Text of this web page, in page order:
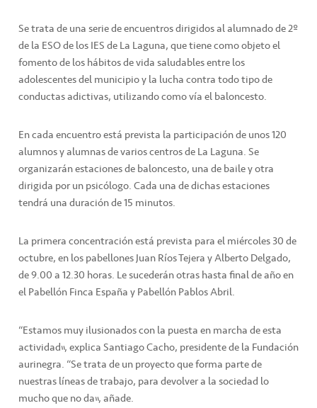
Se trata de una serie de encuentros dirigidos al alumnado de 2º
de la ESO de los IES de La Laguna, que tiene como objeto el
fomento de los hábitos de vida saludables entre los
adolescentes del municipio y la lucha contra todo tipo de
conductas adictivas, utilizando como vía el baloncesto.
En cada encuentro está prevista la participación de unos 120
alumnos y alumnas de varios centros de La Laguna. Se
organizarán estaciones de baloncesto, una de baile y otra
dirigida por un psicólogo. Cada una de dichas estaciones
tendrá una duración de 15 minutos.
La primera concentración está prevista para el miércoles 30 de
octubre, en los pabellones Juan Ríos Tejera y Alberto Delgado,
de 9.00 a 12.30 horas. Le sucederán otras hasta final de año en
el Pabellón Finca España y Pabellón Pablos Abril.
“Estamos muy ilusionados con la puesta en marcha de esta
actividad”, explica Santiago Cacho, presidente de la Fundación
aurinegra. “Se trata de un proyecto que forma parte de
nuestras líneas de trabajo, para devolver a la sociedad lo
mucho que no da”, añade.